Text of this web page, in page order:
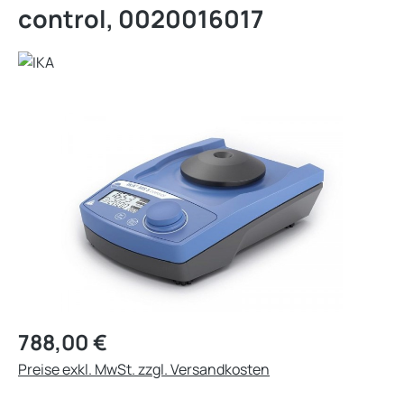
control, 0020016017
Regulärer Preis:
788,00 €
Preise exkl. MwSt. zzgl. Versandkosten